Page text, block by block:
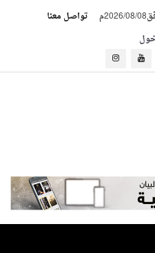
تواصل معنا